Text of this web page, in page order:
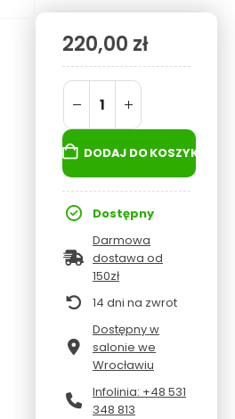
220,00 zł
DODAJ DO KOSZYKA
Dostępny
Darmowa
dostawa od
150zł
14 dni na zwrot
Dostępny w
salonie we
Wrocławiu
Infolinia: +48 531
348 813